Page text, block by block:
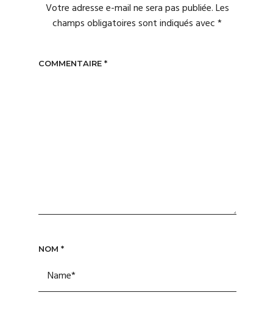
Votre adresse e-mail ne sera pas publiée.Les
champs obligatoires sont indiqués avec*
COMMENTAIRE *
NOM *